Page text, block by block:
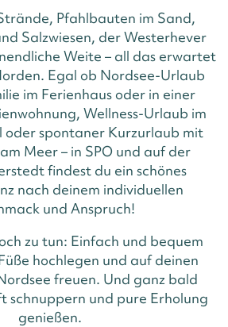
Pfahlbauten im Sand,
Salzwiesen, der Westerhever
Weite – all das erwartet
Egal ob Nordsee-Urlaub
im Ferienhaus oder in einer
Wellness-Urlaub im
oder spontaner Kurzurlaub mit
Meer – in SPO und auf der
findest du ein schönes
nach deinem individuellen
und Anspruch!
zu tun: Einfach und bequem
hochlegen und auf deinen
freuen. Und ganz bald
schnuppern und pure Erholung
genießen.